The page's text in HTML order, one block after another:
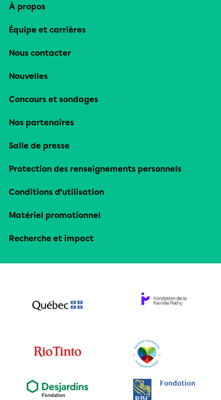
À propos
Équipe et carrières
Nous contacter
Nouvelles
Concours et sondages
Nos partenaires
Salle de presse
Protection des renseignements personnels
Conditions d’utilisation
Matériel promotionnel
Recherche et impact